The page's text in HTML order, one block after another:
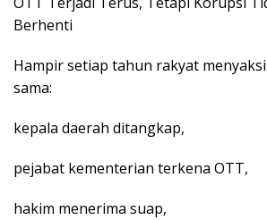
Berhenti
Hampir setiap tahun rakyat
sama:
kepala daerah ditangkap,
pejabat kementerian terkena OTT,
hakim menerima suap,